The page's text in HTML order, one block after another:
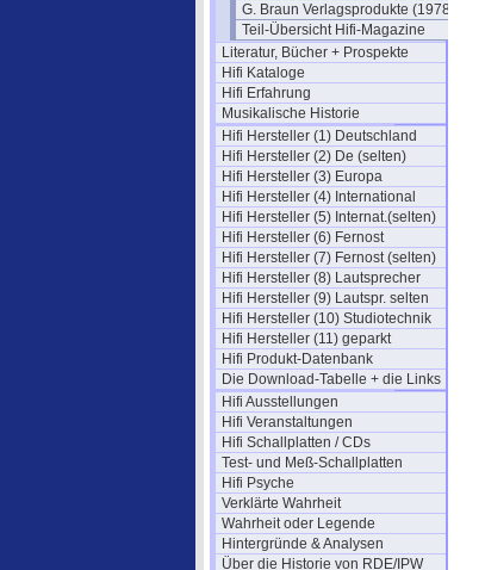
G. Braun Verlagsprodukte (1978)
Teil-Übersicht Hifi-Magazine
Literatur, Bücher + Prospekte
Hifi Kataloge
Hifi Erfahrung
Musikalische Historie
Hifi Hersteller (1) Deutschland
Hifi Hersteller (2) De (selten)
Hifi Hersteller (3) Europa
Hifi Hersteller (4) International
Hifi Hersteller (5) Internat.(selten)
Hifi Hersteller (6) Fernost
Hifi Hersteller (7) Fernost (selten)
Hifi Hersteller (8) Lautsprecher
Hifi Hersteller (9) Lautspr. selten
Hifi Hersteller (10) Studiotechnik
Hifi Hersteller (11) geparkt
Hifi Produkt-Datenbank
Die Download-Tabelle + die Links
Hifi Ausstellungen
Hifi Veranstaltungen
Hifi Schallplatten / CDs
Test- und Meß-Schallplatten
Hifi Psyche
Verklärte Wahrheit
Wahrheit oder Legende
Hintergründe & Analysen
Über die Historie von RDE/IPW